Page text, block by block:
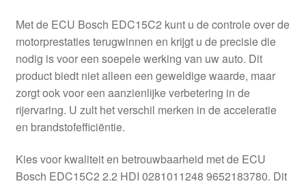
Levering
Mijn account
Over ons
Privacybeleid
Wereldwijde verzending
Met de ECU Bosch EDC15C2 kunt u de controle over de
motorprestaties terugwinnen en krijgt u de precisie die
nodig is voor een soepele werking van uw auto. Dit
product biedt niet alleen een geweldige waarde, maar
zorgt ook voor een aanzienlijke verbetering in de
rijervaring. U zult het verschil merken in de acceleratie
en brandstofefficiëntie.
Kies voor kwaliteit en betrouwbaarheid met de ECU
Bosch EDC15C2 2.2 HDI 0281011248 9652183780. Dit